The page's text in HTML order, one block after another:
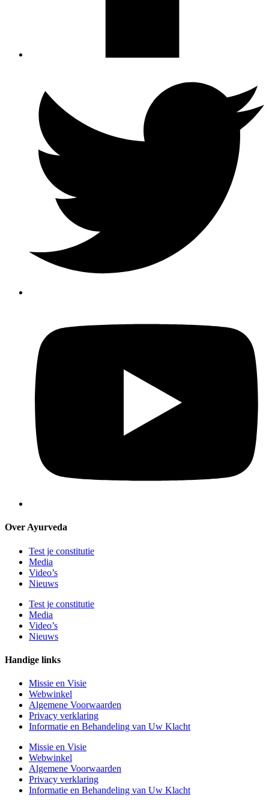
Over Ayurveda
Test je constitutie
Media
Video’s
Nieuws
Test je constitutie
Media
Video’s
Nieuws
Handige links
Missie en Visie
Webwinkel
Algemene Voorwaarden
Privacy verklaring
Informatie en Behandeling van Uw Klacht
Missie en Visie
Webwinkel
Algemene Voorwaarden
Privacy verklaring
Informatie en Behandeling van Uw Klacht